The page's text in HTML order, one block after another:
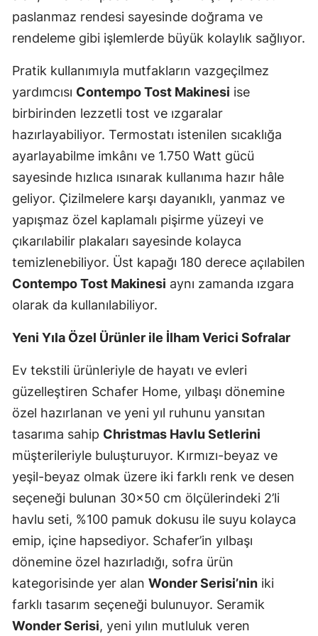
paslanmaz rendesi sayesinde doğrama ve
rendeleme gibi işlemlerde büyük kolaylık sağlıyor.
Pratik kullanımıyla mutfakların vazgeçilmez
yardımcısı Contempo Tost Makinesi ise
birbirinden lezzetli tost ve ızgaralar
hazırlayabiliyor. Termostatı istenilen sıcaklığa
ayarlayabilme imkânı ve 1.750 Watt gücü
sayesinde hızlıca ısınarak kullanıma hazır hâle
geliyor. Çizilmelere karşı dayanıklı, yanmaz ve
yapışmaz özel kaplamalı pişirme yüzeyi ve
çıkarılabilir plakaları sayesinde kolayca
temizlenebiliyor. Üst kapağı 180 derece açılabilen
Contempo Tost Makinesi aynı zamanda ızgara
olarak da kullanılabiliyor.
Yeni Yıla Özel Ürünler ile İlham Verici Sofralar
Ev tekstili ürünleriyle de hayatı ve evleri
güzelleştiren Schafer Home, yılbaşı dönemine
özel hazırlanan ve yeni yıl ruhunu yansıtan
tasarıma sahip Christmas Havlu Setlerini
müşterileriyle buluşturuyor. Kırmızı-beyaz ve
yeşil-beyaz olmak üzere iki farklı renk ve desen
seçeneği bulunan 30x50 cm ölçülerindeki 2’li
havlu seti, %100 pamuk dokusu ile suyu kolayca
emip, içine hapsediyor. Schafer’in yılbaşı
dönemine özel hazırladığı, sofra ürün
kategorisinde yer alan Wonder Serisi’nin iki
farklı tasarım seçeneği bulunuyor. Seramik
Wonder Serisi, yeni yılın mutluluk veren